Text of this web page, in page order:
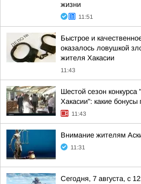
жизни
11:51
Быстрое и
оказалось ловушкой
жителя Хакасии
11:43
Шестой сезон
Хакасии": какие бонусы
11:43
Внимание жителям
11:31
Сегодня, 7 августа, с